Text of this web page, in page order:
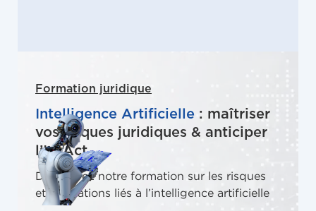
Formation juridique
Intelligence Artificielle : maîtriser
vos risques juridiques & anticiper
l’IA Act
Découvrez notre formation sur les risques
et obligations liés à l’intelligence artificielle